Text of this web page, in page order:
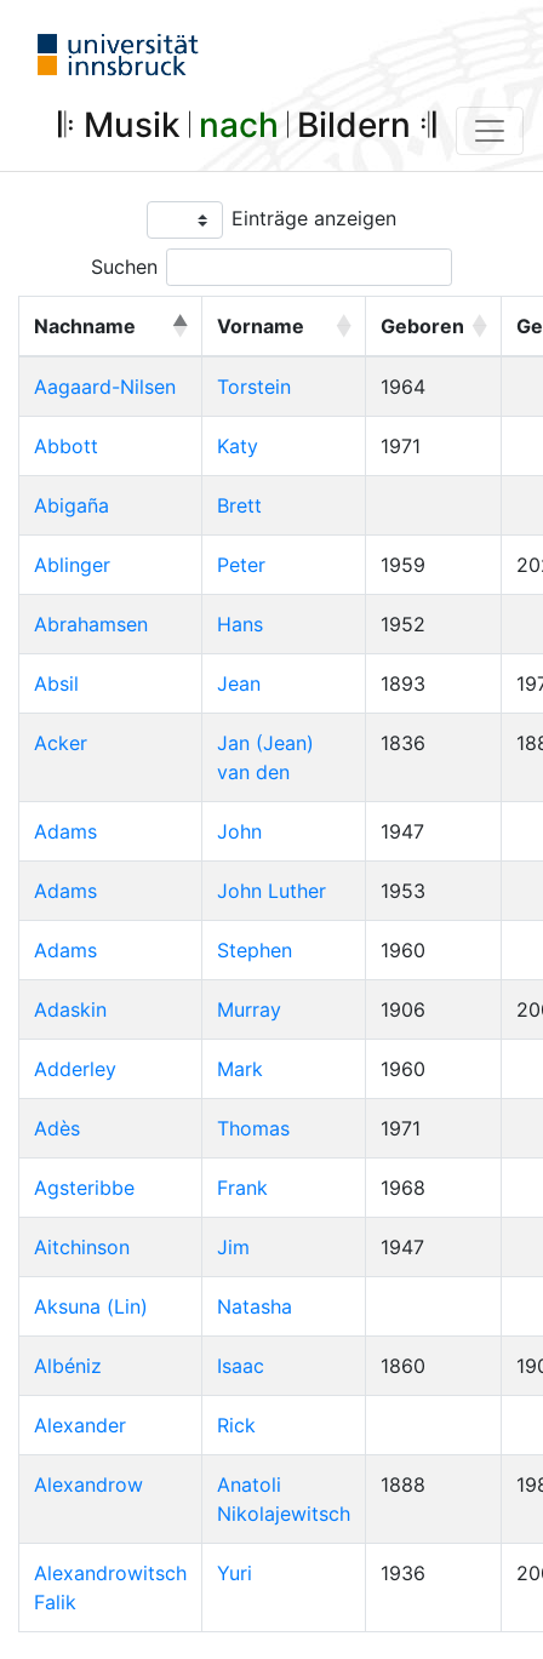
𝄆 Musik 𝄀 nach 𝄀 Bildern 𝄇
Einträge anzeigen
Suchen
Nachname Vorname Geboren
Aagaard-Nilsen Torstein 1964
Abbott Katy 1971
Abigaña Brett
Ablinger Peter 1959
Abrahamsen Hans 1952
Absil Jean 1893
Acker
Jan (Jean)
van den
1836
Adams John 1947
Adams John Luther 1953
Adams Stephen 1960
Adaskin Murray 1906
Adderley Mark 1960
Adès Thomas 1971
Agsteribbe Frank 1968
Aitchinson Jim 1947
Aksuna (Lin) Natasha
Albéniz Isaac 1860
Alexander Rick
Alexandrow
Anatoli
Nikolajewitsch
1888
Alexandrowitsch
Falik
Yuri 1936